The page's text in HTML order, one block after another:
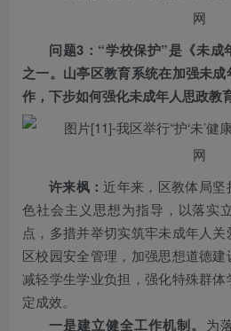
问题3：“学校保护”是《未
之一。山亭区教育系统在加强未
作，下步如何强化未成年人思政教
许来枫：近年来，区教体局
色社会主义思想为指导，以落实
点，多措并举切实筑牢未成年人
区校园安全管理，加强思想道德
减轻学生学业负担，强化特殊群
定成效。
一是建立健全工作机制。 为